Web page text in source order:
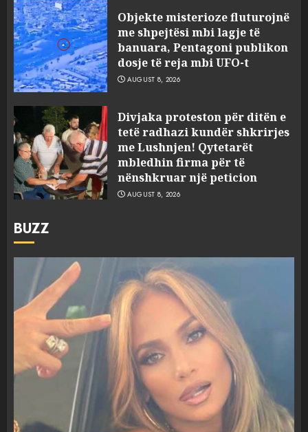
Objekte misterioze fluturojnë
me shpejtësi mbi lagje të
banuara, Pentagoni publikon
dosje të reja mbi UFO-t
AUGUST 8, 2026
Divjaka proteston për ditën e
tetë radhazi kundër shkrirjes
me Lushnjen! Qytetarët
mbledhin firma për të
nënshkruar një peticion
AUGUST 8, 2026
BUZZ